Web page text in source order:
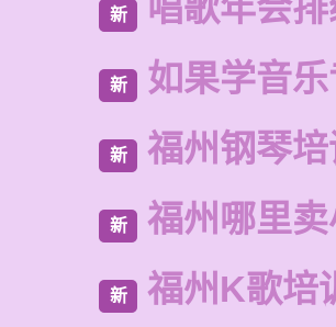
新 唱歌年会
新 如果学音
新 福州钢琴
新 福州哪里
新 福州K歌培